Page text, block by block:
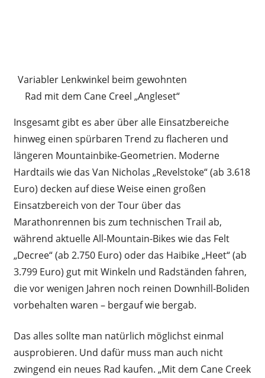
Variabler Lenkwinkel beim gewohnten
Rad mit dem Cane Creel „Angleset“
Insgesamt gibt es aber über alle Einsatzbereiche
hinweg einen spürbaren Trend zu flacheren und
längeren Mountainbike-Geometrien. Moderne
Hardtails wie das Van Nicholas „Revelstoke“ (ab 3.618
Euro) decken auf diese Weise einen großen
Einsatzbereich von der Tour über das
Marathonrennen bis zum technischen Trail ab,
während aktuelle All-Mountain-Bikes wie das Felt
„Decree“ (ab 2.750 Euro) oder das Haibike „Heet“ (ab
3.799 Euro) gut mit Winkeln und Radständen fahren,
die vor wenigen Jahren noch reinen Downhill-Boliden
vorbehalten waren – bergauf wie bergab.
Das alles sollte man natürlich möglichst einmal
ausprobieren. Und dafür muss man auch nicht
zwingend ein neues Rad kaufen. „Mit dem Cane Creek